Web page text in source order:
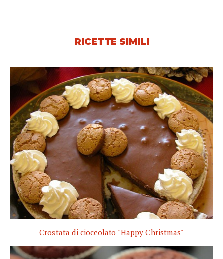
RICETTE SIMILI
Crostata di cioccolato "Happy Christmas"